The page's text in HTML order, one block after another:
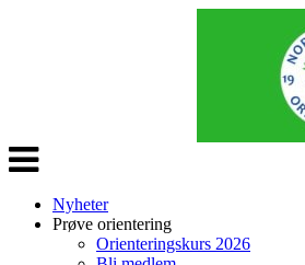
Veksle
navigasjon
Nyheter
Prøve orientering
Orienteringskurs 2026